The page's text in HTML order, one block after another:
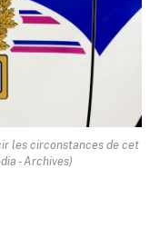
les circonstances de cet
- Archives)